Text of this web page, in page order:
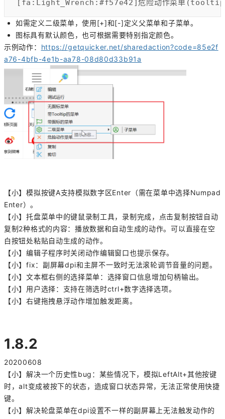
[fa:Light_Wrench:#f57e42]危险动作菜单(tooltip
如需定义二级菜单，使用[+]和[-]定义父菜单和子菜单。
图标具有默认颜色，也可根据需要特别指定颜色。
示例动作： https://getquicker.net/sharedaction?code=85e2f
a76-4bfb-4e1b-aa78-08d80d33b91a
【小】模拟按键A支持模拟数字区Enter（需在菜单中选择Numpad
Enter）。
【小】托盘菜单中的键鼠录制工具，录制完成，点击复制按钮自动
复制2种格式的内容：播放数据和自动生成的动作。可以直接在空
白按钮处粘贴自动生成的动作。
【小】编辑子程序时关闭动作编辑窗口也提示保存。
【小】fix：副屏幕dpi和主屏不一致时无法滚轮调节音量的问题。
【小】文本框右侧的选择菜单：选择窗口信息增加句柄输出。
【小】用户选择：支持在筛选时ctrl+数字选择选项。
【小】右键拖拽悬浮动作增加触发距离。
1.8.2
20200608
【小】解决一个历史性bug：某些情况下，模拟LeftAlt+其他按键
时，alt变成被按下的状态，造成窗口状态异常，无法正常使用快捷
键。
【小】解决轮盘菜单在dpi设置不一样的副屏幕上无法触发动作的